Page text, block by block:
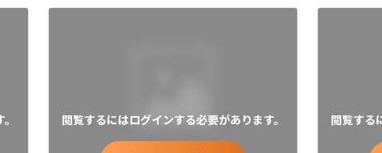
閲覧するにはログインする必要があります。 閲覧する